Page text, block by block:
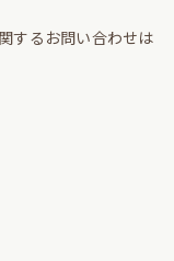
するお問い合わせは